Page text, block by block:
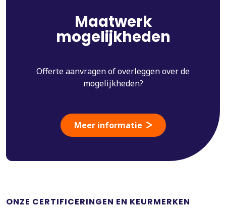
Maatwerk
mogelijkheden
Offerte aanvragen of overleggen over de
mogelijkheden?
Meer informatie
ONZE CERTIFICERINGEN EN KEURMERKEN